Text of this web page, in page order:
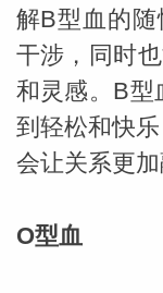
解B型血的
干涉，同时
和灵感。B型
到轻松和快
会让关系更加
O型血